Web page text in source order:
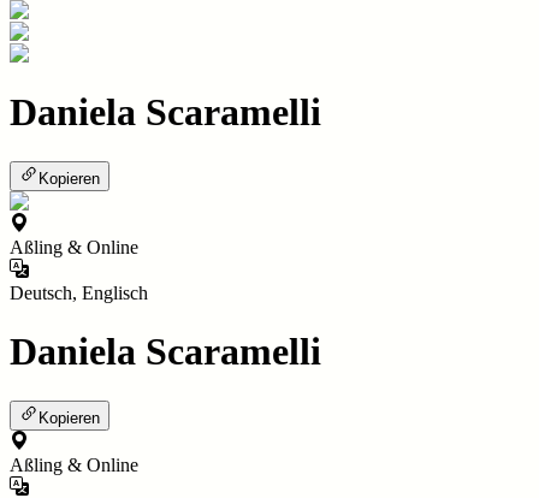
Daniela Scaramelli
Kopieren
Aßling & Online
Deutsch, Englisch
Daniela Scaramelli
Kopieren
Aßling & Online